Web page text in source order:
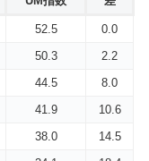
52.5
0.0
50.3
2.2
44.5
8.0
41.9
10.6
38.0
14.5